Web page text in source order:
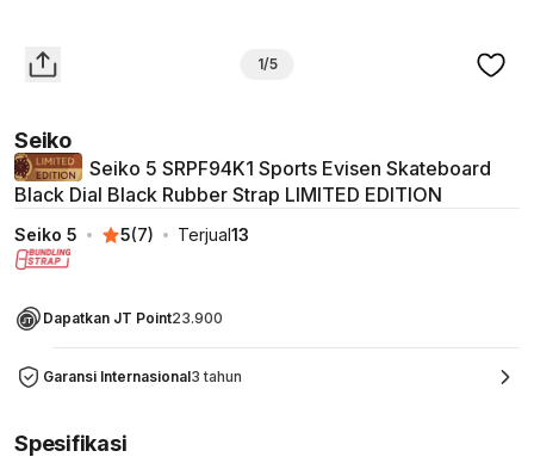
1/5
Seiko
Seiko 5 SRPF94K1 Sports Evisen Skateboard
Black Dial Black Rubber Strap LIMITED EDITION
Seiko 5 5(7) Terjual13
Dapatkan JT Point23.900
Garansi Internasional3 tahun
Spesifikasi